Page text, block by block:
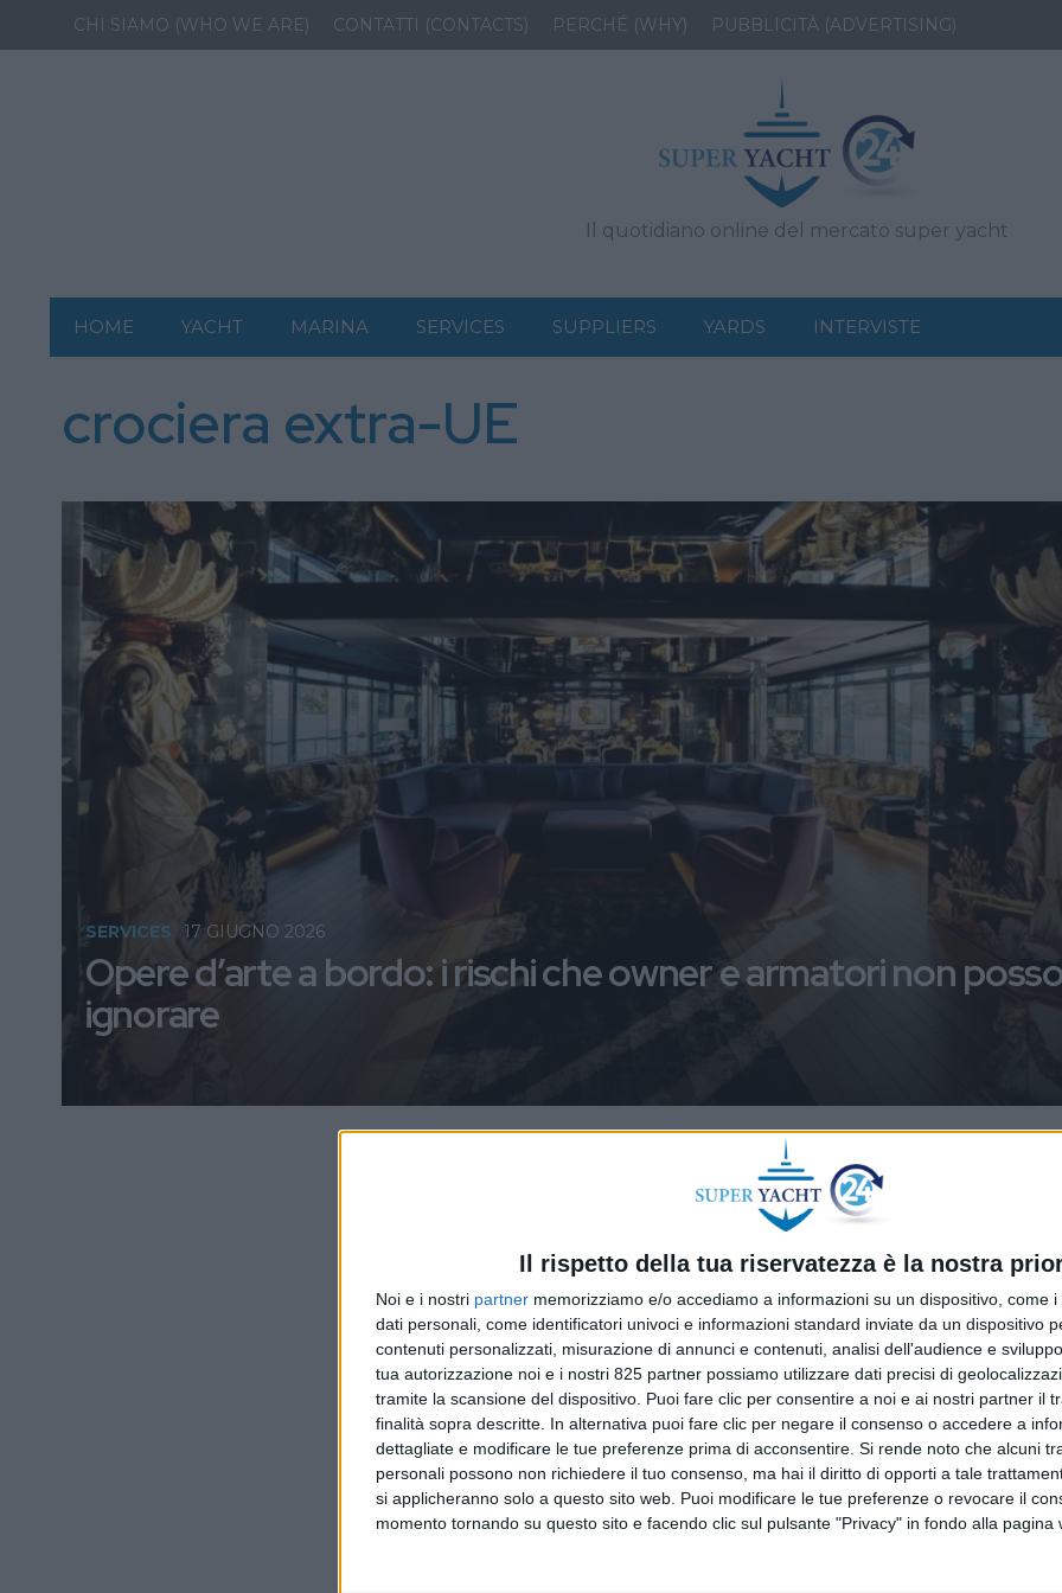
Il rispetto della tua riservatezza è la nostra
Noi e i nostri partner memorizziamo e/o accediamo a informazioni su un dispositivo, come
dati personali, come identificatori univoci e informazioni standard inviate da un dispositivo
contenuti personalizzati, misurazione di annunci e contenuti, analisi dell'audience e
tua autorizzazione noi e i nostri 825 partner possiamo utilizzare dati precisi di
tramite la scansione del dispositivo. Puoi fare clic per consentire a noi e ai nostri partner il
finalità sopra descritte. In alternativa puoi fare clic per negare il consenso o accedere a
dettagliate e modificare le tue preferenze prima di acconsentire. Si rende noto che alcuni
personali possono non richiedere il tuo consenso, ma hai il diritto di opporti a tale
si applicheranno solo a questo sito web. Puoi modificare le tue preferenze o revocare il
momento tornando su questo sito e facendo clic sul pulsante "Privacy" in fondo alla pagina
CHI SIAMO (WHO WE ARE) CONTATTI (CONTACTS) PERCHÉ (WHY) PUBBLICITÀ (ADVERTISING)
Il quotidiano online del mercato super yacht
HOME YACHT MARINA SERVICES SUPPLIERS YARDS INTERVISTE
crociera extra-UE
Opere d’arte a bordo: i rischi che owner e armatori non
ignorare
SERVICES 17 GIUGNO 2026